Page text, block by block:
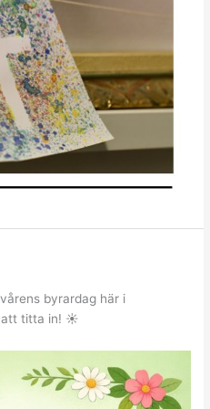
byrardag här i
att titta in! ☀️